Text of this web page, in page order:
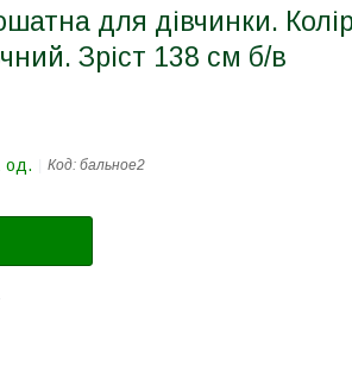
для дівчинки.
Зріст 138 см б/в
од. Код: бальное2